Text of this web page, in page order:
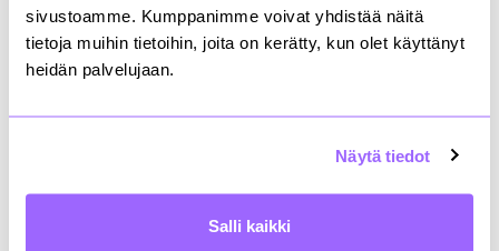
sivustoamme. Kumppanimme voivat yhdistää näitä
tietoja muihin tietoihin, joita on kerätty, kun olet käyttänyt
heidän palvelujaan.
Näytä tiedot
Salli kaikki
Kiinteistönomistajat ja rakennuttajat Rakli ry
Annankatu 24, 2. krs
00100 Helsinki